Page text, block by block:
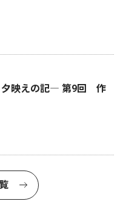
夕映えの記― 第9回 作